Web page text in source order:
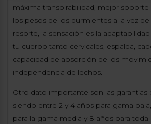
máxima transpirabilidad, mejor
los pesos de los durmientes a la vez
resorte, la sensación es la
tu cuerpo tanto cervicales, espalda,
capacidad de absorción de los
independencia de lechos.
Otro dato importante son las garantías
siendo entre 2 y 4 años para gama
para la gama media y 8 años para toda